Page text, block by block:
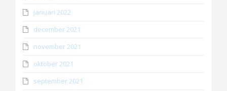
januari 2022
december 2021
november 2021
oktober 2021
september 2021